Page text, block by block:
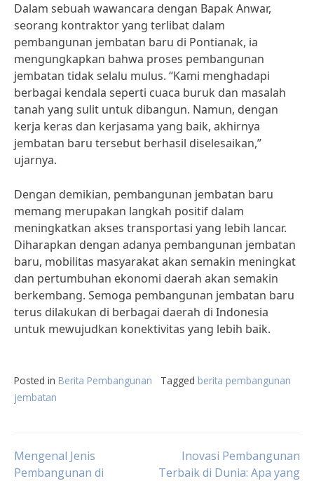
Dalam sebuah wawancara dengan Bapak Anwar,
seorang kontraktor yang terlibat dalam
pembangunan jembatan baru di Pontianak, ia
mengungkapkan bahwa proses pembangunan
jembatan tidak selalu mulus. “Kami menghadapi
berbagai kendala seperti cuaca buruk dan masalah
tanah yang sulit untuk dibangun. Namun, dengan
kerja keras dan kerjasama yang baik, akhirnya
jembatan baru tersebut berhasil diselesaikan,”
ujarnya.
Dengan demikian, pembangunan jembatan baru
memang merupakan langkah positif dalam
meningkatkan akses transportasi yang lebih lancar.
Diharapkan dengan adanya pembangunan jembatan
baru, mobilitas masyarakat akan semakin meningkat
dan pertumbuhan ekonomi daerah akan semakin
berkembang. Semoga pembangunan jembatan baru
terus dilakukan di berbagai daerah di Indonesia
untuk mewujudkan konektivitas yang lebih baik.
Posted in Berita Pembangunan Tagged berita pembangunan
jembatan
Post
Mengenal Jenis
Pembangunan di
Inovasi Pembangunan
Terbaik di Dunia: Apa yang